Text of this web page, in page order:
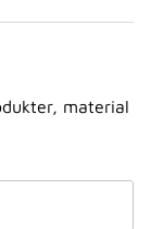
material